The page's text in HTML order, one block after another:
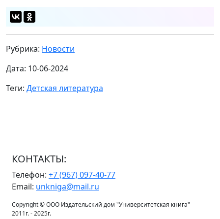
Рубрика: Новости
Дата: 10-06-2024
Теги: Детская литература
КОНТАКТЫ:
Телефон: +7 (967) 097-40-77
Email: unkniga@mail.ru
Copyright © ООО Издательский дом "Университетская книга"
2011г. - 2025г.